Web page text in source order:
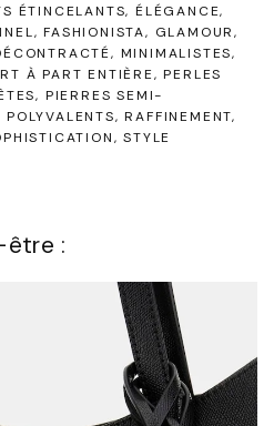
ÉTINCELANTS ÉLÉGANCE
FASHIONISTA
GLAMOUR
MINIMALISTES
À PART ENTIÈRE
PERLES
PIERRES SEMI-
POLYVALENTS
RAFFINEMENT
STYLE
être :